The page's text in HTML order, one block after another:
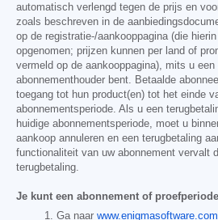
automatisch verlengd tegen de prijs en
zoals beschreven in de
op de registratie-/aankooppagina (die
opgenomen; prijzen kunnen per land of
vermeld op de aankooppagina), mits u een
abonnementhouder bent. Betaalde
toegang tot hun product(en) tot het einde
abonnementsperiode. Als u een
huidige abonnementsperiode, moet u
aankoop annuleren en een terugbetaling
functionaliteit van uw abonnement vervalt
terugbetaling.
Je kunt een abonnement of
Ga naar www.enigmasoftware.com